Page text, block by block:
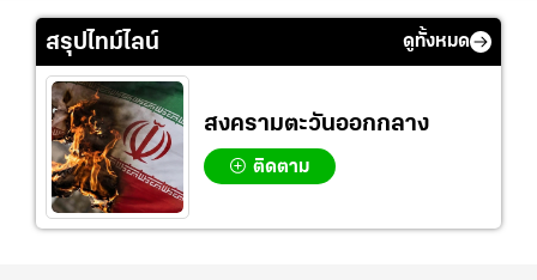
สรุปไทม์ไลน์ ดูทั้งหมด
สงครามตะวันออกกลาง
ติดตาม